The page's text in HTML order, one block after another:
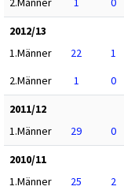
2012/13
1.Männer
22 1
2.Männer
1 0
2011/12
1.Männer
29 0
2010/11
1.Männer
25 2